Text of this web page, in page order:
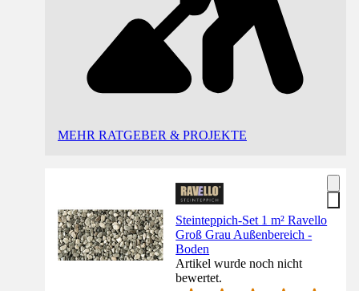
MEHR RATGEBER & PROJEKTE
Steinteppich-Set 1 m² Ravello
Groß Grau Außenbereich -
Boden
Artikel wurde noch nicht
bewertet.